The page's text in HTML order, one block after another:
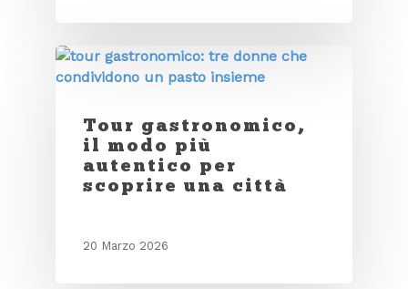
Tour gastronomico,
il modo più
autentico per
scoprire una città
20 Marzo 2026